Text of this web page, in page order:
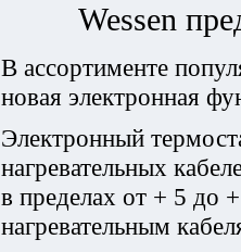
Wessen
В ассортименте
новая электронная
Электронный
нагревательных
в пределах от + 5 до
нагревательным